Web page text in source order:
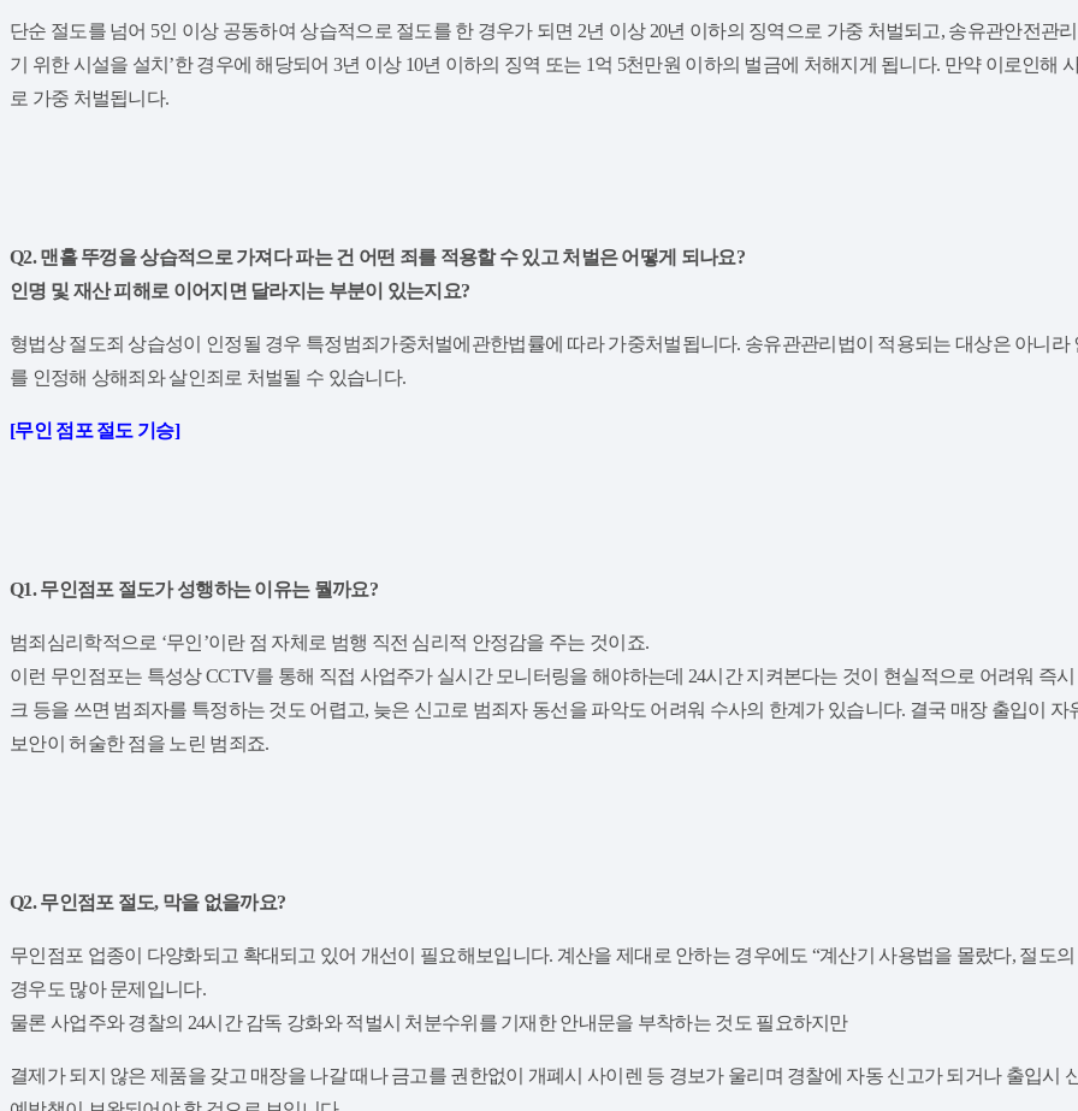
단순 절도를 넘어 5인 이상 공동하여 상습적으로 절도를 한 경우가 되면 2년 이상 20년 이하의 징역으로 가중 처벌되고, 송유관안전관
기 위한 시설을 설치’한 경우에 해당되어 3년 이상 10년 이하의 징역 또는 1억 5천만원 이하의 벌금에 처해지게 됩니다. 만약 이로인해
로 가중 처벌됩니다.
Q2. 맨홀 뚜껑을 상습적으로 가져다 파는 건 어떤 죄를 적용할 수 있고 처벌은 어떻게 되나요?
인명 및 재산 피해로 이어지면 달라지는 부분이 있는지요?
형법상 절도죄 상습성이 인정될 경우 특정범죄가중처벌에관한법률에 따라 가중처벌됩니다. 송유관관리법이 적용되는 대상은 아니라
를 인정해 상해죄와 살인죄로 처벌될 수 있습니다.
​[무인 점포 절도 기승]
Q1. 무인점포 절도가 성행하는 이유는 뭘까요?
범죄심리학적으로 ‘무인’이란 점 자체로 범행 직전 심리적 안정감을 주는 것이죠.
이런 무인점포는 특성상 CCTV를 통해 직접 사업주가 실시간 모니터링을 해야하는데 24시간 지켜본다는 것이 현실적으로 어려워 즉
크 등을 쓰면 범죄자를 특정하는 것도 어렵고, 늦은 신고로 범죄자 동선을 파악도 어려워 수사의 한계가 있습니다. 결국 매장 출입이
보안이 허술한 점을 노린 범죄죠.
Q2. 무인점포 절도, 막을 없을까요?
무인점포 업종이 다양화되고 확대되고 있어 개선이 필요해보입니다. 계산을 제대로 안하는 경우에도 “계산기 사용법을 몰랐다, 절도
경우도 많아 문제입니다.
물론 사업주와 경찰의 24시간 감독 강화와 적벌시 처분수위를 기재한 안내문을 부착하는 것도 필요하지만
결제가 되지 않은 제품을 갖고 매장을 나갈 때나 금고를 권한없이 개폐시 사이렌 등 경보가 울리며 경찰에 자동 신고가 되거나 출입시